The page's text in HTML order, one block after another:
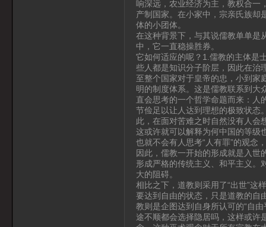
响深远，农业经济为主，教权合一
产制国家。在小家中，宗亲氏族却
体的小团体。
在这种背景下，与其说儒教单单是
中，它一直稳操胜券。
它如何适应的呢？1.儒教的主体是
些人都是知识分子阶层，因此在治
至整个国家对于皇帝的忠，小到家
明的制度体系。这是儒教联系到大
直会思考的一个哲学命题而来：人
节俭足以让人达到理想的极致状态
此，在面对苦难之时自然没有人会
这或许就可以解释为何中国的等级
也就不会有人思考“人有罪”的观念
因此，儒教一开始的形成就是入世
形成严格的传统主义、和平主义。
大的阻碍。
相比之下，道教则采用了“出世”这
要达到自由的状态，只是道教的自
教则是企图达到自身所认可的“自
途不顺都会选择隐居吗，这样或许